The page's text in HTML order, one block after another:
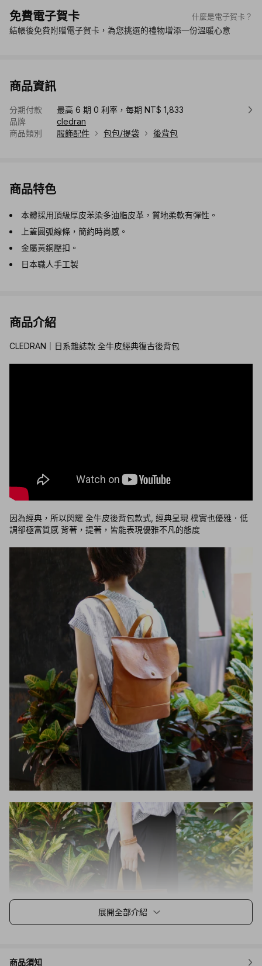
免費電子賀卡 什麼是電子賀卡？
結帳後免費附贈電子賀卡，為您挑選的禮物增添一份溫暖心意
商品資訊
分期付款
最高 6 期 0 利率，每期 NT$ 1,833
品牌
cledran
商品類別
服飾配件 包包/提袋 後背包
商品特色
本體採用頂級厚皮苯染多油脂皮革，質地柔軟有彈性。
上蓋圓弧線條，簡約時尚感。
金屬黃銅壓扣。
日本職人手工製
商品介紹
展開全部介紹
CLEDRAN｜日系雜誌款 全牛皮經典復古後背包
因為經典，所以閃耀 全牛皮後背包款式, 經典呈現 樸實也優雅．低
調卻極富質感 背著，提著，皆能表現優雅不凡的態度
商品須知